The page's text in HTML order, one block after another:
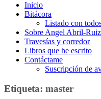
Inicio
Bitácora
Listado con
Sobre Angel Abril-Ruiz
Travesías y corredor
Libros que he escrito
Contáctame
Suscripción de
Etiqueta: master